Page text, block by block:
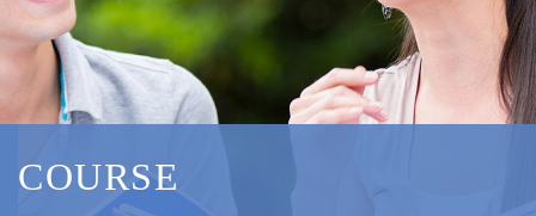
COURSE